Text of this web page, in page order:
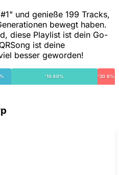
und genieße 199 Tracks,
bewegt haben.
diese Playlist ist dein Go-
ist deine
besser geworden!
'10 40% '20 8%